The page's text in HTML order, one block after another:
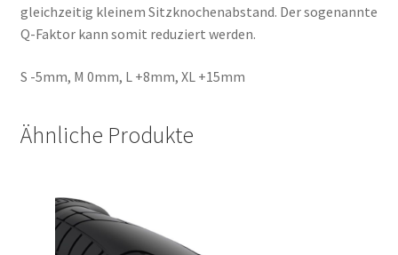
gleichzeitig kleinem Sitzknochenabstand. Der sogenannte
Q-Faktor kann somit reduziert werden.
S -5mm, M 0mm, L +8mm, XL +15mm
Ähnliche Produkte